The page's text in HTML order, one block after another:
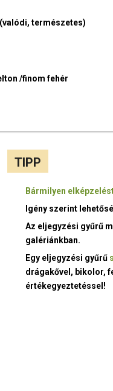
természetes)
/finom fehér
TIPP
Bármilyen
Igény szerint
Az eljegyzési gyűrű
galériánkban.
Egy eljegyzési gyűrű
drágakővel, bikolor,
értékegyeztetéssel!